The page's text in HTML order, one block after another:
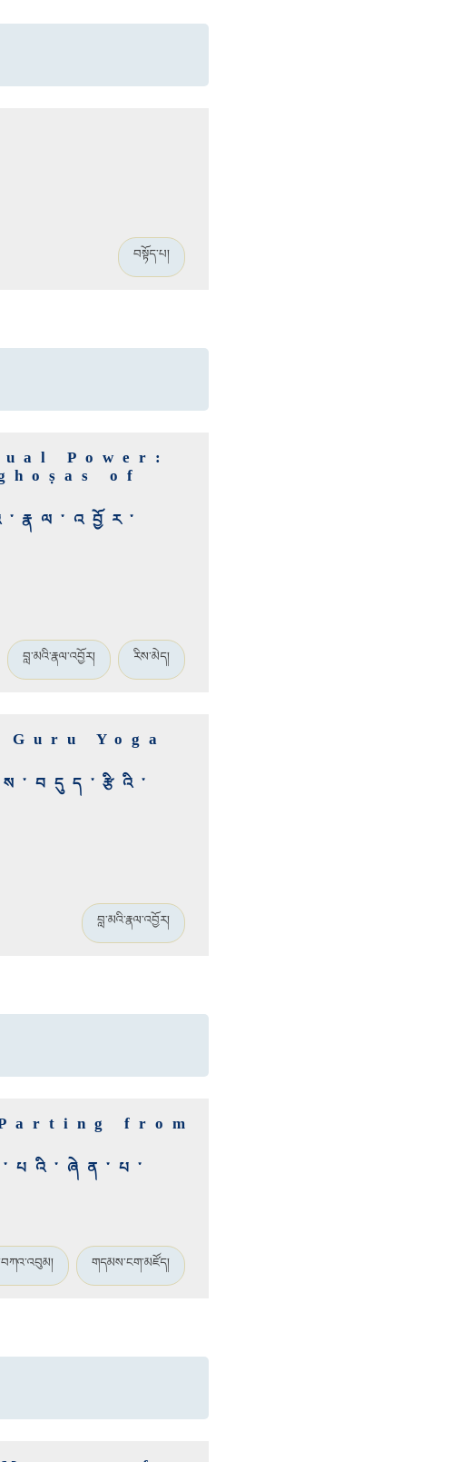
བསྟོད་པ།
Power:
of
བླ་མའི་རྣལ་འབྱོར། རིས་མེད།
Yoga
བླ་མའི་རྣལ་འབྱོར།
from
གདམས་ངག་མཛོད།